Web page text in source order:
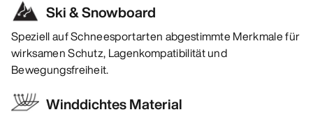
Ski & Snowboard
Speziell auf Schneesportarten abgestimmte Merkmale für
wirksamen Schutz, Lagenkompatibilität und
Bewegungsfreiheit.
Winddichtes Material